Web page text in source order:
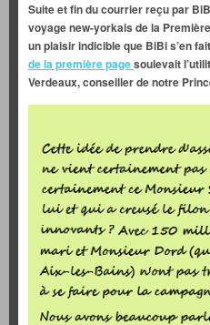
Suite et fin du courrier reçu par
voyage new-yorkais de la
un plaisir indicible que BiBi s’en
de la première pagesoulevait
Verdeaux, conseiller de notre